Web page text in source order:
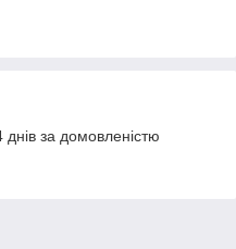
за домовленістю